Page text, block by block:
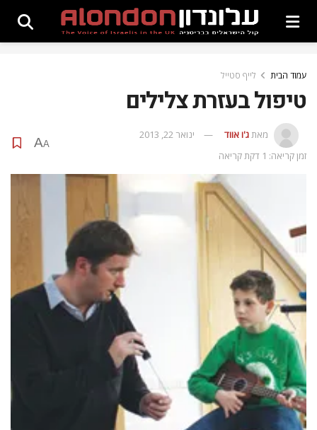
עמוד הבית לייף סטייל
טיפול בעזרת צלילים
מאתג'ו אווד
ינואר 22, 2013
זמן קריאה: 1 דקת קריאה
A
A